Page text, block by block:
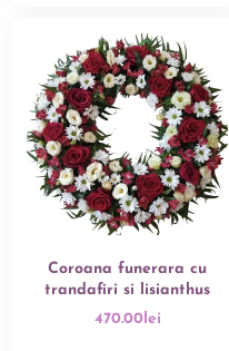
Coroana funerara cu
trandafiri si lisianthus
470.00lei